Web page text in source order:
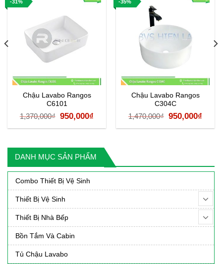
DANH MỤC SẢN PHẨM
Combo Thiết Bị Vệ Sinh
Thiết Bị Vệ Sinh
Thiết Bị Nhà Bếp
Bồn Tắm Và Cabin
Tủ Chậu Lavabo
-31%
Chậu Lavabo Rangos
C6101
1,370,000₫ Giá
gốc
1,370,000₫.
950,000₫
hiện
là:
950,000₫.
-35%
Chậu Lavabo Rangos
C304C
1,470,000₫ Giá
gốc
950,000₫
hiện